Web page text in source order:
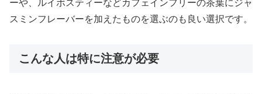
ーや、ルイボスティーなどカフェインフリーの茶葉にジャ
スミンフレーバーを加えたものを選ぶのも良い選択です。
こんな人は特に注意が必要